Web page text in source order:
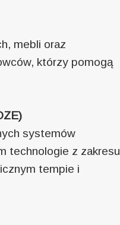
mebli oraz
którzy pomogą
systemów
technologie z zakresu
tempie i